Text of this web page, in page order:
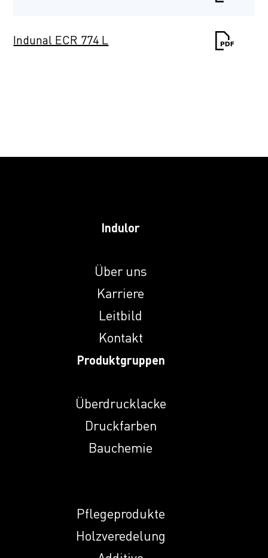
Indunal ECR 774 L
Indulor
Über uns
Karriere
Leitbild
Kontakt
Produktgruppen
Überdrucklacke
Druckfarben
Bauchemie
Pflegeprodukte
Holzveredelung